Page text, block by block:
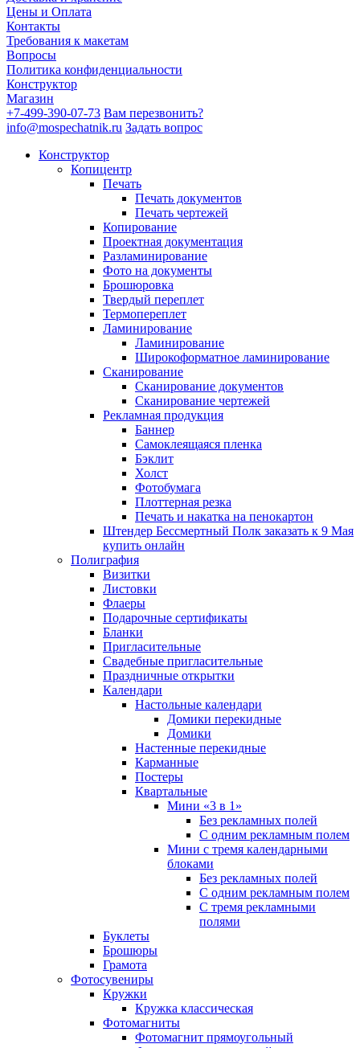
Цены и Оплата
Контакты
Требования к макетам
Вопросы
Политика конфиденциальности
Конструктор
Магазин
+7-499-390-07-73 Вам перезвонить?
info@mospechatnik.ru Задать вопрос
Конструктор
Копицентр
Печать
Печать документов
Печать чертежей
Копирование
Проектная документация
Разламинирование
Фото на документы
Брошюровка
Твердый переплет
Термопереплет
Ламинирование
Ламинирование
Широкоформатное ламинирование
Сканирование
Сканирование документов
Сканирование чертежей
Рекламная продукция
Баннер
Самоклеящаяся пленка
Бэклит
Холст
Фотобумага
Плоттерная резка
Печать и накатка на пенокартон
Штендер Бессмертный Полк заказать к 9 Мая
купить онлайн
Полиграфия
Визитки
Листовки
Флаеры
Подарочные сертификаты
Бланки
Пригласительные
Свадебные пригласительные
Праздничные открытки
Календари
Настольные календари
Домики перекидные
Домики
Настенные перекидные
Карманные
Постеры
Квартальные
Мини «3 в 1»
Без рекламных полей
С одним рекламным полем
Мини с тремя календарными
блоками
Без рекламных полей
С одним рекламным полем
С тремя рекламными
полями
Буклеты
Брошюры
Грамота
Фотосувениры
Кружки
Кружка классическая
Фотомагниты
Фотомагнит прямоугольный